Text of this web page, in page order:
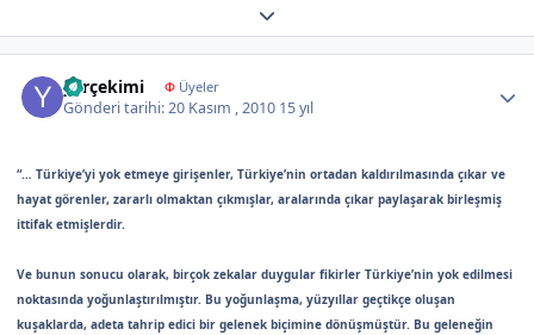
Expand topic overview
yarçekimi ΦÜyeler
Gönderi tarihi:20 Kasım , 2010 15 yıl
“… Türkiye’yi yok etmeye girişenler, Türkiye’nin ortadan kaldırılmasında çıkar ve
hayat görenler, zararlı olmaktan çıkmışlar, aralarında çıkar paylaşarak birleşmiş
ittifak etmişlerdir.
Ve bunun sonucu olarak, birçok zekalar duygular fikirler Türkiye’nin yok edilmesi
noktasında yoğunlaştırılmıştır. Bu yoğunlaşma, yüzyıllar geçtikçe oluşan
kuşaklarda, adeta tahrip edici bir gelenek biçimine dönüşmüştür. Bu geleneğin